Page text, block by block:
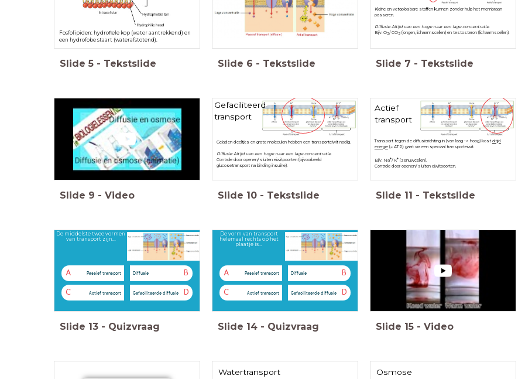
Fosfolipiden: hydrofiele kop (water aantrekkend) en
een hydrofobe staart (waterafstotend).
Slide 5 - Tekstslide Slide 6 - Tekstslide
Kleine en vetoplosbare stoffen kunnen zonder hulp het membraan
passeren.
Diffusie: Altijd van een hoge naar een lage concentratie.
Bijv. O2/ CO2 (longen, lichaamscellen) en testosteron (lichaamscellen).
Slide 7 - Tekstslide
Slide 9 - Video
Geladen deeltjes en grote moleculen hebben een transporteiwit nodig.
Diffusie:Altijd van een hoge naar een lage concentratie.
Controle door openen/ sluiten eiwitpoorten (bijvoorbeeld
glucosetransport na binding insuline).
Gefaciliteerd
transport
Slide 10 - Tekstslide
Transport tegen de diffusierichtingin (van laag -> hoog) kost altijd
energie(= ATP): gaat via een speciaal transporteiwit.
Bijv. Na+/ K+(zenuwcellen).
Controle door openen/ sluiten eiwitpoorten.
Actief
transport
Slide 11 - Tekstslide
De middelste twee vormen
van transport zijn...
A Passief transport B
Diffusie
C Actief transport D
Gefaciliteerde diffusie
Slide 13 - Quizvraag
De vorm van transport
helemaal rechts op het
plaatje is...
A Passief transport B
Diffusie
C Actief transport D
Gefaciliteerde diffusie
Slide 14 - Quizvraag Slide 15 - Video
Watertransport Osmose